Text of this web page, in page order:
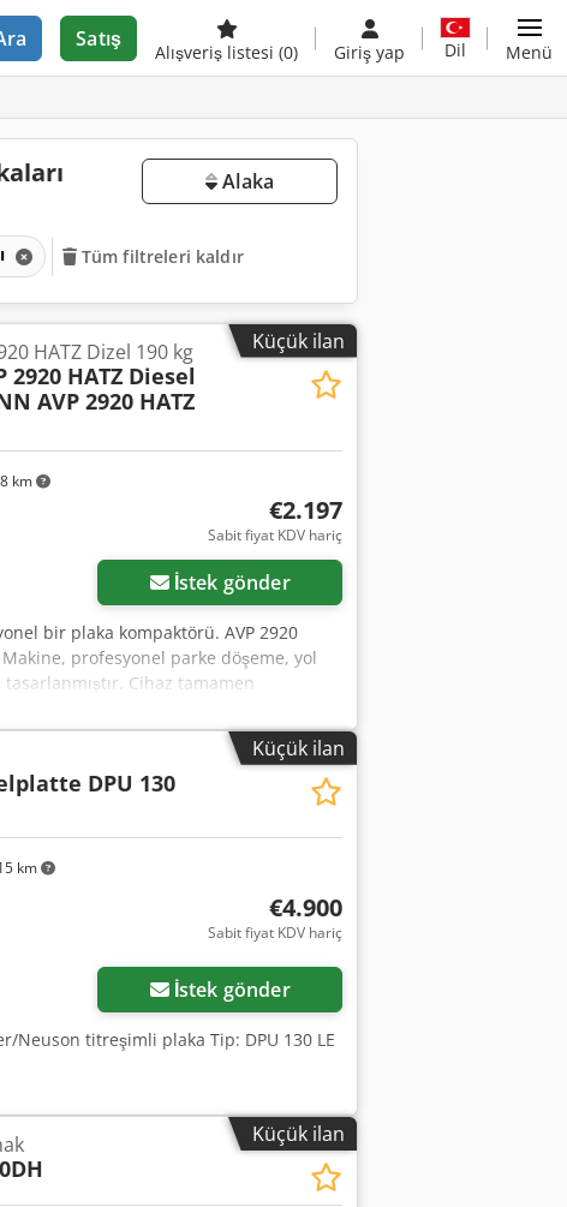
Satış
Alışveriş listesi (0) Giriş yap Dil Menü
Alaka
Tüm filtreleri kaldır
Küçük ilan
km
HATZ Dizel 190 kg
2920 HATZ Diesel
AVP 2920 HATZ
€2.197
Sabit fiyat KDV hariç
İstek gönder
bir plaka kompaktörü. AVP 2920
profesyonel parke döşeme, yol
Cihaz tamamen
uygundur – normal kullanım
• Üretim yılı: 1999 • Motor: HATZ
Manuel marş • Almanya üretimi
yapım çalışmaları Chsdpfx Alsy
Durum: Kullanılmış, eksiksiz makine.
Küçük ilan
km
DPU 130
€4.900
Sabit fiyat KDV hariç
İstek gönder
Neuson titreşimli plaka Tip: DPU 130 LE
Küçük ilan